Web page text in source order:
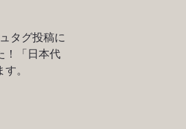
タグ投稿に
！「日本代
。